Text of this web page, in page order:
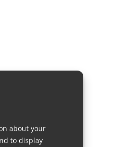
about your
to display